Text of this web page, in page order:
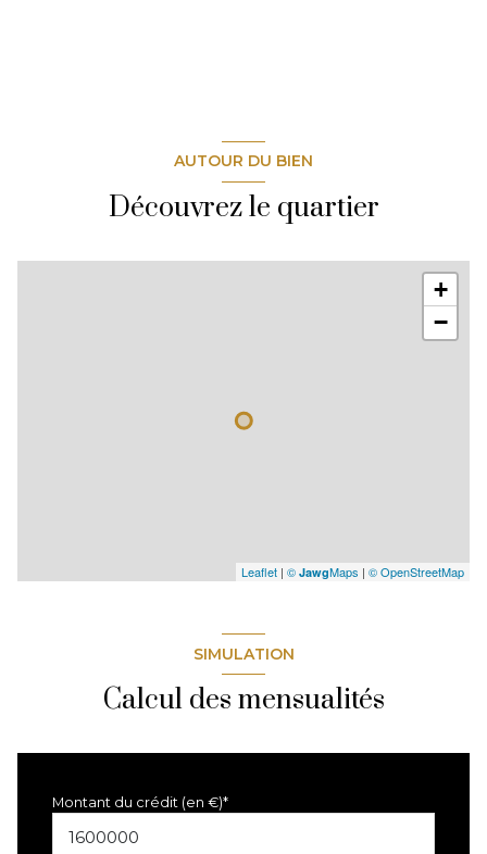
AUTOUR DU BIEN
Découvrez le quartier
+
−
Leaflet | © JawgMaps | © OpenStreetMap
SIMULATION
Calcul des mensualités
Montant du crédit (en €)*